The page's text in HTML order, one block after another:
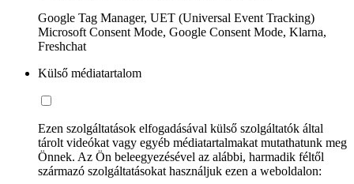
Google Tag Manager, UET (Universal Event Tracking)
Microsoft Consent Mode, Google Consent Mode, Klarna,
Freshchat
Külső médiatartalom
Ezen szolgáltatások elfogadásával külső szolgáltatók által
tárolt videókat vagy egyéb médiatartalmakat mutathatunk meg
Önnek. Az Ön beleegyezésével az alábbi, harmadik féltől
származó szolgáltatásokat használjuk ezen a weboldalon: